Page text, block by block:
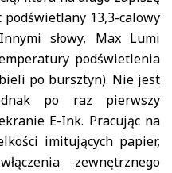
13,3-calowy
słowy, Max Lumi
podświetlenia
po bursztyn). Nie jest
po raz pierwszy
E-Ink. Pracując na
imitujących papier,
zewnętrznego